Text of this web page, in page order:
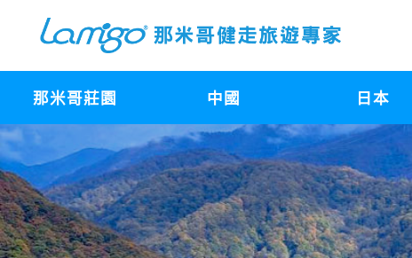
那米哥莊園 中國 日本